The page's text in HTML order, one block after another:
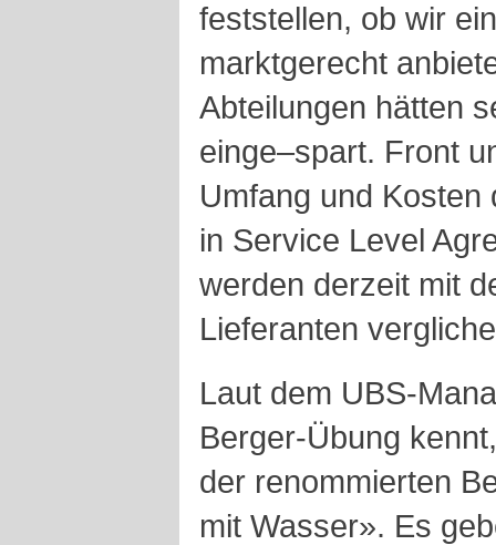
feststellen, ob wir
marktgerecht
Abteilungen hätten
einge–spart. Front
Umfang und
in Service Level
werden derzeit mit
Lieferanten
Laut dem UBS-
Berger-Übung
der renommierten
mit Wasser». Es